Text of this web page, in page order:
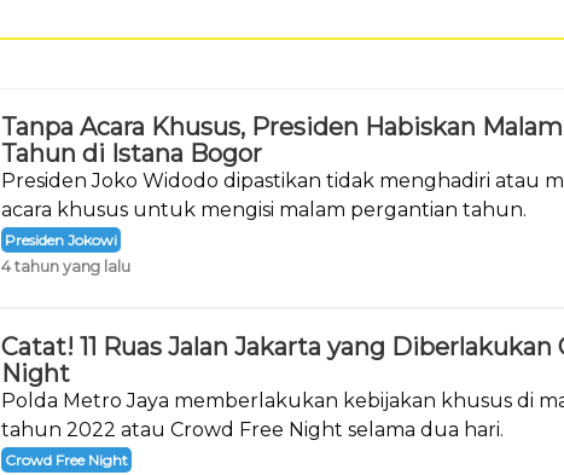
Tanpa Acara Khusus, Presiden Habiskan
Tahun di Istana Bogor
Presiden Joko Widodo dipastikan tidak menghadiri atau
acara khusus untuk mengisi malam pergantian tahun.
Presiden Jokowi
4 tahun yang lalu
Catat! 11 Ruas Jalan Jakarta yang Diberlakukan
Night
Polda Metro Jaya memberlakukan kebijakan khusus di
tahun 2022 atau Crowd Free Night selama dua hari.
Crowd Free Night